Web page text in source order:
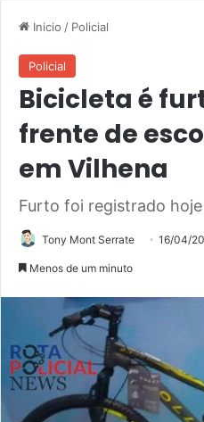
Inicio / Policial
Policial
Bicicleta é
frente de
em Vilhena
Furto foi registrado
Tony Mont Serrate 16/04/
Menos de um minuto